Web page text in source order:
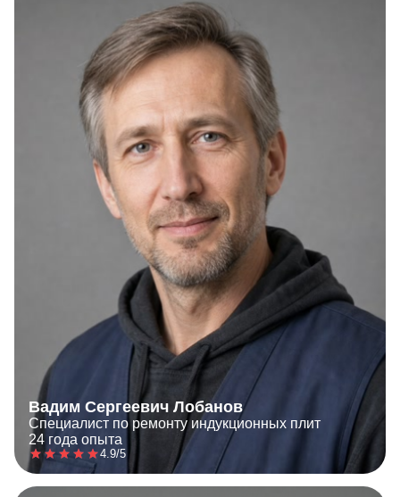
Вадим Сергеевич Лобанов
Специалист по ремонту индукционных плит
24 года опыта
4.9/5